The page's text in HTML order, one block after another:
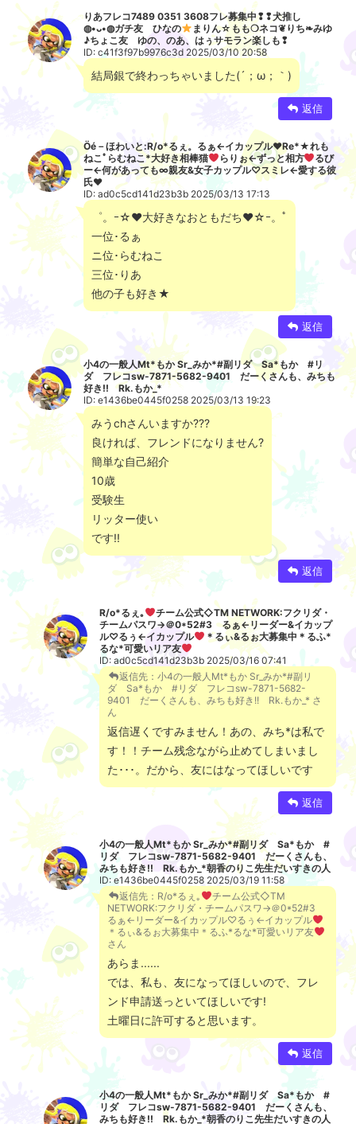
りあフレコ7489 0351 3608フレ募集中❢❢犬推し
◍⁠•⁠ᴗ⁠•⁠◍⁠ガチ友 ひなの
まりん☆もも❍ネコ❦りち❧みゆ
♪ちょこ友 ゆの、のあ、はぅサモラン楽しも❢
ID: c41f3f97b9976c3d 2025/03/10 20:58
結局銀で終わっちゃいました(´；ω；｀)
返信
Öé－ほわいと:R/o*るぇ。るぁ←イカップル♥Re*★れも
ねこﾟらむねこ*大好き相棒猫
らりぉ←ずっと相方
るび
ー←何があっても∞親友&女子カップル♡スミレ←愛する彼
氏♥
ID: ad0c5cd141d23b3b 2025/03/13 17:13
゜。ｰ☆♥大好きなおともだち♥☆ｰ。ﾟ
一位･るぁ
ニ位･らむねこ
三位･りあ
他の子も好き★
返信
小4の一般人Mt*もか Sr_みか*#副リダ Sa*もか #リ
ダ フレコsw-7871-5682-9401 だーくさんも、みちも
好き!! Rk.もか_*
ID: e1436be0445f0258 2025/03/13 19:23
みうchさんいますか???
良ければ、フレンドになりません?
簡単な自己紹介
10歳
受験生
リッター使い
です!!
返信
R/o*るぇ｡
チーム公式◇TM NETWORK:フクリダ・
チームパスワ→＠0*52#3 るぁ←リーダー&イカップ
ル♡るぅ←イカップル
＊るぃ&るぉ大募集中＊るふ*
るな*可愛いリア友
ID: ad0c5cd141d23b3b 2025/03/16 07:41
返信先：小4の一般人Mt*もか Sr_みか*#副リ
ダ Sa*もか #リダ フレコsw-7871-5682-
9401 だーくさんも、みちも好き!! Rk.もか_* さ
ん
返信遅くですみません！あの、みち*は私で
す！！チーム残念ながら止めてしまいまし
た･･･。だから、友にはなってほしいです
返信
小4の一般人Mt*もか Sr_みか*#副リダ Sa*もか #
リダ フレコsw-7871-5682-9401 だーくさんも、
みちも好き!! Rk.もか_*朝香のりこ先生だいすきの人
ID: e1436be0445f0258 2025/03/19 11:58
返信先：R/o*るぇ｡
チーム公式◇TM
NETWORK:フクリダ・チームパスワ→＠0*52#3
るぁ←リーダー&イカップル♡るぅ←イカップル
＊るぃ&るぉ大募集中＊るふ*るな*可愛いリア友
さん
あらま......
では、私も、友になってほしいので、フレ
ンド申請送っといてほしいです!
土曜日に許可すると思います。
返信
小4の一般人Mt*もか Sr_みか*#副リダ Sa*もか #
リダ フレコsw-7871-5682-9401 だーくさんも、
みちも好き!! Rk.もか_*朝香のりこ先生だいすきの人